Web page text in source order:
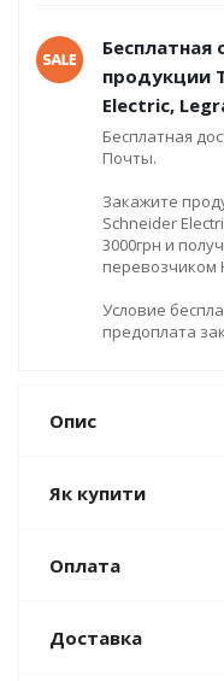
Бесплатная
продукции
Electric,
Бесплатная
Почты.
Закажите
Schneider
3000грн и
перевозчиком
Условие
предоплата
Опис
Як купити
Оплата
Доставка